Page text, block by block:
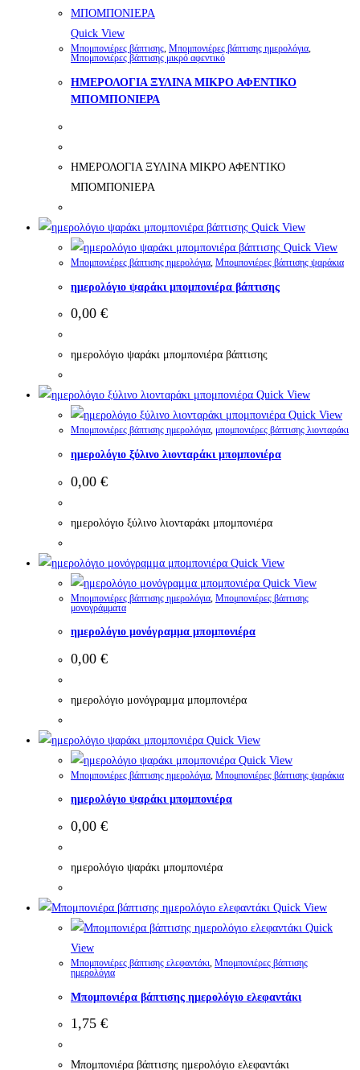
Quick View
Μπομπονιέρες βάπτισης, Μπομπονιέρες βάπτισης ημερολόγια,
Μπομπονιέρες βάπτισης μικρό αφεντικό
ΗΜΕΡΟΛΟΓΙΑ ΞΥΛΙΝΑ ΜΙΚΡΟ ΑΦΕΝΤΙΚΟ
ΜΠΟΜΠΟΝΙΕΡΑ
ΗΜΕΡΟΛΟΓΙΑ ΞΥΛΙΝΑ ΜΙΚΡΟ ΑΦΕΝΤΙΚΟ
ΜΠΟΜΠΟΝΙΕΡΑ
Quick View
Quick View
Μπομπονιέρες βάπτισης ημερολόγια, Μπομπονιέρες βάπτισης ψαράκια
ημερολόγιο ψαράκι μπομπονιέρα βάπτισης
0,00 €
ημερολόγιο ψαράκι μπομπονιέρα βάπτισης
Quick View
Quick View
Μπομπονιέρες βάπτισης ημερολόγια, μπομπονιέρες βάπτισης λιονταράκι
ημερολόγιο ξύλινο λιονταράκι μπομπονιέρα
0,00 €
ημερολόγιο ξύλινο λιονταράκι μπομπονιέρα
Quick View
Quick View
Μπομπονιέρες βάπτισης ημερολόγια Μπομπονιέρες βάπτισης
μονογράμματα
ημερολόγιο μονόγραμμα μπομπονιέρα
0,00 €
ημερολόγιο μονόγραμμα μπομπονιέρα
Quick View
Quick View
Μπομπονιέρες βάπτισης ημερολόγια, Μπομπονιέρες βάπτισης ψαράκια
ημερολόγιο ψαράκι μπομπονιέρα
0,00 €
ημερολόγιο ψαράκι μπομπονιέρα
Quick View
Quick
View
Μπομπονιέρες βάπτισης ελεφαντάκι, Μπομπονιέρες βάπτισης
ημερολόγια
Μπομπονιέρα βάπτισης ημερολόγιο ελεφαντάκι
1,75 €
Μπομπονιέρα βάπτισης ημερολόγιο ελεφαντάκι